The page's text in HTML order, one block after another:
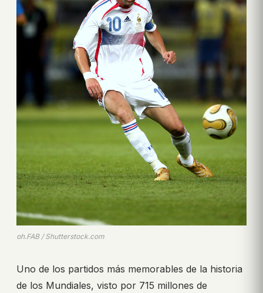
ph.FAB / Shutterstock.com
Uno de los partidos más memorables de la historia
de los Mundiales, visto por 715 millones de